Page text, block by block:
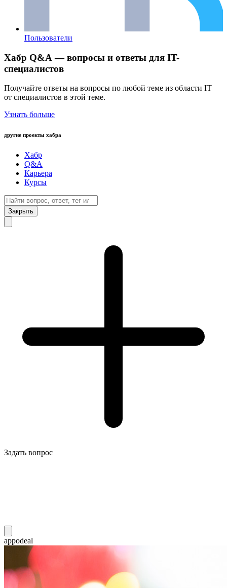
Пользователи
Хабр Q&A — вопросы и ответы для IT-
специалистов
Получайте ответы на вопросы по любой теме из области IT
от специалистов в этой теме.
Узнать больше
другие проекты хабра
Хабр
Q&A
Карьера
Курсы
Закрыть
Задать вопрос
appodeal